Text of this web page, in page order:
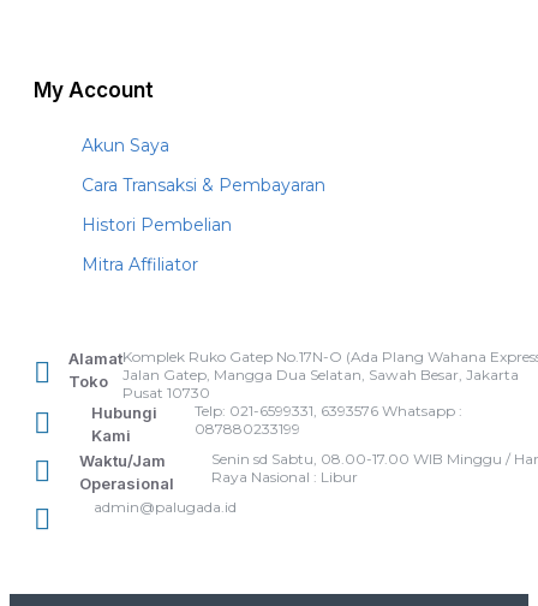
My Account
Akun Saya
Cara Transaksi & Pembayaran
Histori Pembelian
Mitra Affiliator
Alamat
Toko
Komplek Ruko Gatep No.17N-O (Ada Plang Wahana
Jalan Gatep, Mangga Dua Selatan, Sawah Besar, Jakarta
Pusat 10730
Hubungi
Kami
Telp: 021-6599331, 6393576 Whatsapp :
087880233199
Waktu/Jam
Operasional
Senin sd Sabtu, 08.00-17.00 WIB Minggu /
Raya Nasional : Libur
admin@palugada.id